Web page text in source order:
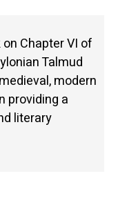
Chapter VI of
Talmud
modern
providing a
literary